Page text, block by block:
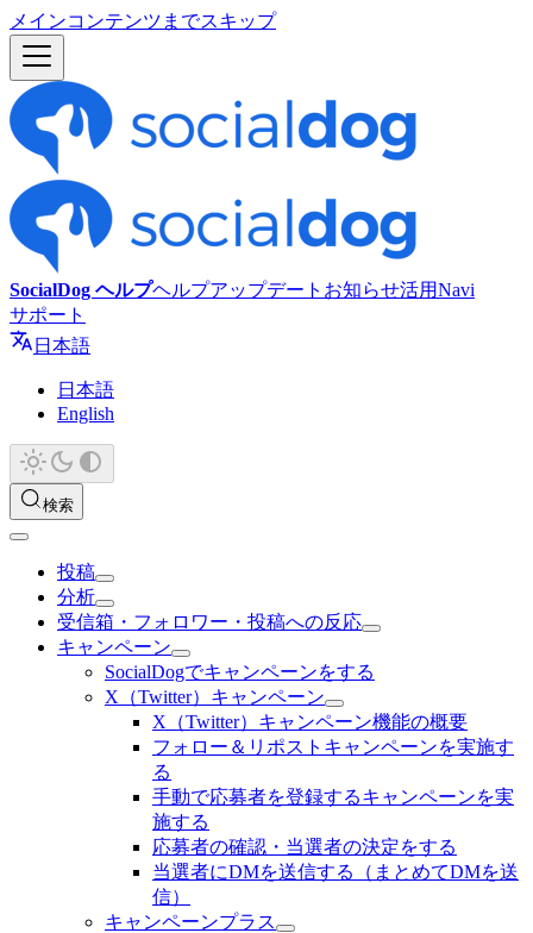
メインコンテンツまでスキップ
SocialDog ヘルプヘルプアップデート お知らせ活用Navi
サポート
日本語
日本語
English
検索
投稿
分析
受信箱・フォロワー・投稿への反応
キャンペーン
SocialDogでキャンペーンをする
X（Twitter）キャンペーン
X（Twitter）キャンペーン機能の概要
フォロー＆リポストキャンペーンを実施す
る
手動で応募者を登録するキャンペーンを実
施する
応募者の確認・当選者の決定をする
当選者にDMを送信する（まとめてDMを送
信）
キャンペーンプラス